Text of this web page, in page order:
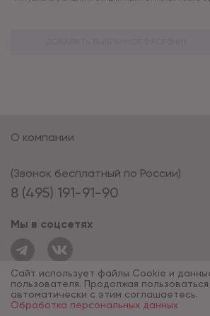
8 (495) 191-91-90
(Звонок бесплатный по России)
Мы в соцсетях
О компании
© 1994 - 2026*, «ОПУС ТД»
Сайт использует файлы Cookie и
пользователя. Продолжая
автоматически с этим соглашаетесь.
Обработка персональных данных